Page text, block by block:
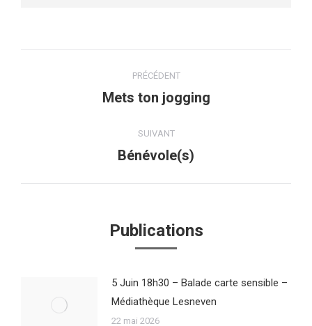
PRÉCÉDENT
Article
:
Mets ton jogging
SUIVANT
Article
Bénévole(s)
Publications
5 Juin 18h30 – Balade carte sensible –
Médiathèque Lesneven
22 mai 2026